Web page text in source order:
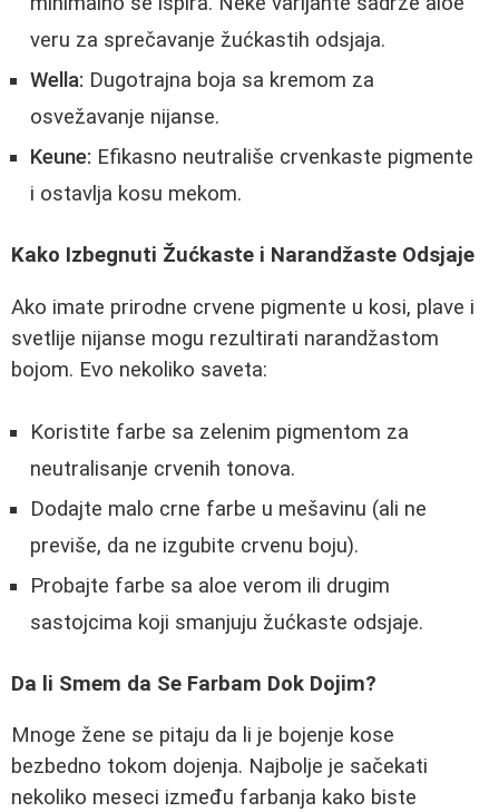
veru za sprečavanje žućkastih odsjaja.
Wella: Dugotrajna boja sa kremom za
osvežavanje nijanse.
Keune: Efikasno neutrališe crvenkaste pigmente
i ostavlja kosu mekom.
Kako Izbegnuti Žućkaste i Narandžaste Odsjaje
Ako imate prirodne crvene pigmente u kosi, plave i
svetlije nijanse mogu rezultirati narandžastom
bojom. Evo nekoliko saveta:
Koristite farbe sa zelenim pigmentom za
neutralisanje crvenih tonova.
Dodajte malo crne farbe u mešavinu (ali ne
previše, da ne izgubite crvenu boju).
Probajte farbe sa aloe verom ili drugim
sastojcima koji smanjuju žućkaste odsjaje.
Da li Smem da Se Farbam Dok Dojim?
Mnoge žene se pitaju da li je bojenje kose
bezbedno tokom dojenja. Najbolje je sačekati
nekoliko meseci između farbanja kako biste